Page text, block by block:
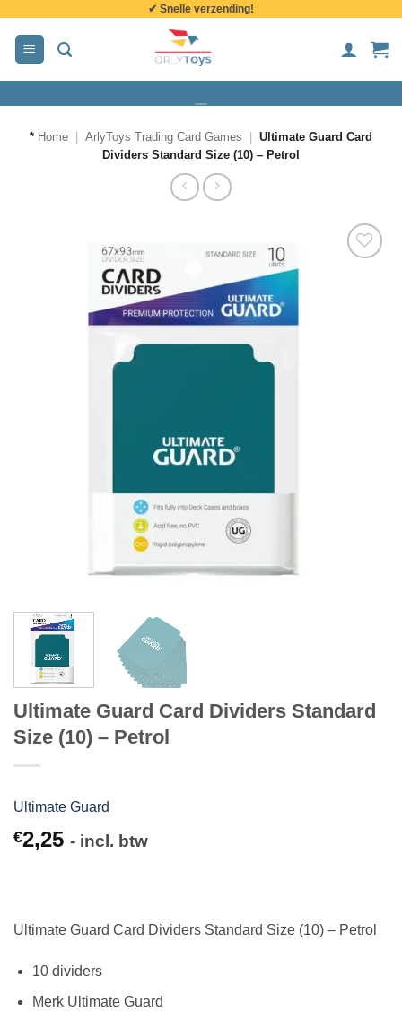
inhoud
✔ Snelle verzending!
* Home ArlyToys Trading Card Games
Ultimate Guard Card
Dividers Standard Size (10) – Petrol
Ultimate Guard Card Dividers Standard
Size (10) – Petrol
Ultimate Guard
€2,25 - incl. btw
Ultimate Guard Card Dividers Standard Size (10) – Petrol
10 dividers
Merk Ultimate Guard